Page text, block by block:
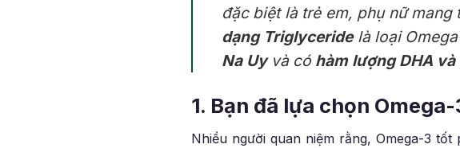
đặc biệt là trẻ em, phụ nữ
dạng Triglyceridelà loại
Na Uyvà có hàm lượng DHA và
1. Bạn đã lựa chọn
Nhiều người quan niệm rằng, Omega-3